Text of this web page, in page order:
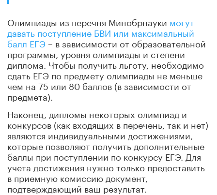
Олимпиады из перечня Минобрнауки могут
давать поступление БВИ или максимальный
балл ЕГЭ – в зависимости от образовательной
программы, уровня олимпиады и степени
диплома. Чтобы получить льготу, необходимо
сдать ЕГЭ по предмету олимпиады не меньше
чем на 75 или 80 баллов (в зависимости от
предмета).
Наконец, дипломы некоторых олимпиад и
конкурсов (как входящих в перечень, так и нет)
являются индивидуальными достижениями,
которые позволяют получить дополнительные
баллы при поступлении по конкурсу ЕГЭ. Для
учета достижения нужно только предоставить
в приемную комиссию документ,
подтверждающий ваш результат.